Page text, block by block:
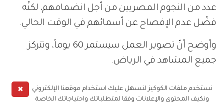
عدد من النجوم المصريين من أجل انضمامهم، لكنّه
فضّل عدم الإفصاح عن أسمائهم في الوقت الحالي.
وأوضح أنّ تصوير العمل سيستمر 60 يوماً، وتتركز
جميع المشاهد في الرياض.
شيماء سبت مشاهير ✖
نستخدم ملفات الكوكيز لنسهل عليك استخدام موقعنا الإلكتروني
ونكيف المحتوى والإعلانات وفقا لمتطلباتك واحتياجاتك الخاصة